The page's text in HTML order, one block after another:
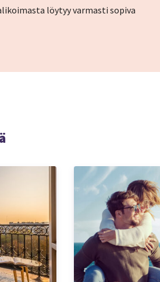
löytyy varmasti sopiva